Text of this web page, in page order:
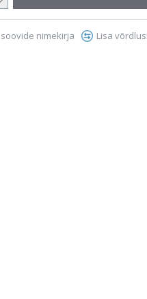
soovide nimekirja Lisa